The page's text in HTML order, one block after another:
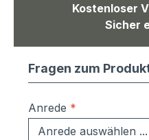
Kostenloser
Sicher
Fragen zum
Anrede *